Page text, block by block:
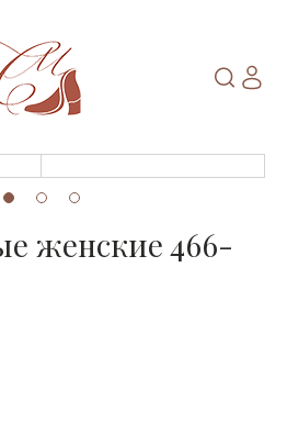
женские 466-